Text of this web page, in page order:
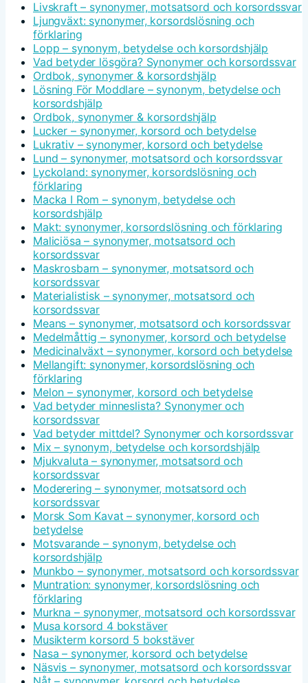
Livskraft – synonymer, motsatsord och korsordssvar
Ljungväxt: synonymer, korsordslösning och
förklaring
Lopp – synonym, betydelse och korsordshjälp
Vad betyder lösgöra? Synonymer och korsordssvar
Ordbok, synonymer & korsordshjälp
Lösning För Moddlare – synonym, betydelse och
korsordshjälp
Ordbok, synonymer & korsordshjälp
Lucker – synonymer, korsord och betydelse
Lukrativ – synonymer, korsord och betydelse
Lund – synonymer, motsatsord och korsordssvar
Lyckoland: synonymer, korsordslösning och
förklaring
Macka I Rom – synonym, betydelse och
korsordshjälp
Makt: synonymer, korsordslösning och förklaring
Maliciösa – synonymer, motsatsord och
korsordssvar
Maskrosbarn – synonymer, motsatsord och
korsordssvar
Materialistisk – synonymer, motsatsord och
korsordssvar
Means – synonymer, motsatsord och korsordssvar
Medelmåttig – synonymer, korsord och betydelse
Medicinalväxt – synonymer, korsord och betydelse
Mellangift: synonymer, korsordslösning och
förklaring
Melon – synonymer, korsord och betydelse
Vad betyder minneslista? Synonymer och
korsordssvar
Vad betyder mittdel? Synonymer och korsordssvar
Mix – synonym, betydelse och korsordshjälp
Mjukvaluta – synonymer, motsatsord och
korsordssvar
Moderering – synonymer, motsatsord och
korsordssvar
Morsk Som Kavat – synonymer, korsord och
betydelse
Motsvarande – synonym, betydelse och
korsordshjälp
Munkbo – synonymer, motsatsord och korsordssvar
Muntration: synonymer, korsordslösning och
förklaring
Murkna – synonymer, motsatsord och korsordssvar
Musa korsord 4 bokstäver
Musikterm korsord 5 bokstäver
Nasa – synonymer, korsord och betydelse
Näsvis – synonymer, motsatsord och korsordssvar